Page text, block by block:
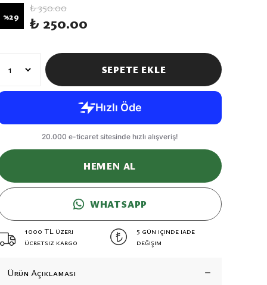
%29
₺ 350.00
₺ 250.00
SEPETE EKLE
HEMEN AL
WHATSAPP
1000 TL üzeri
ücretsiz kargo
5 gün içinde iade
değişim
Ürün Açıklaması